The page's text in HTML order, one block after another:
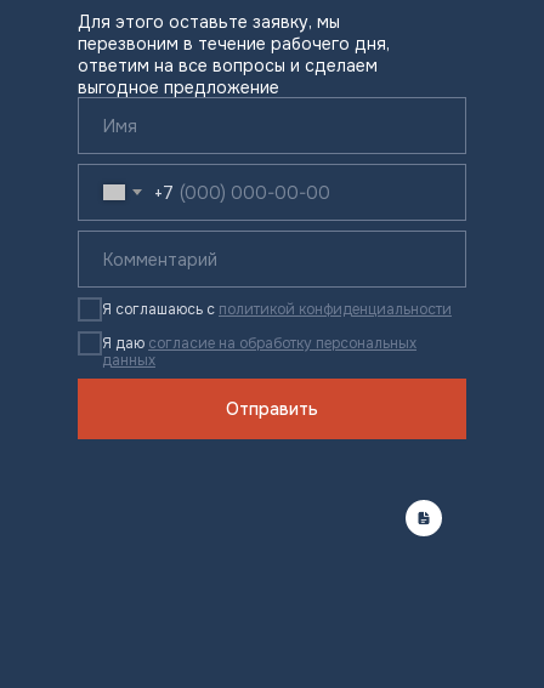
Для этого оставьте заявку, мы
перезвоним в течение рабочего дня,
ответим на все вопросы и сделаем
выгодное предложение
+7
Я соглашаюсь с политикой конфиденциальности
Я даю согласие на обработку персональных
данных
Отправить